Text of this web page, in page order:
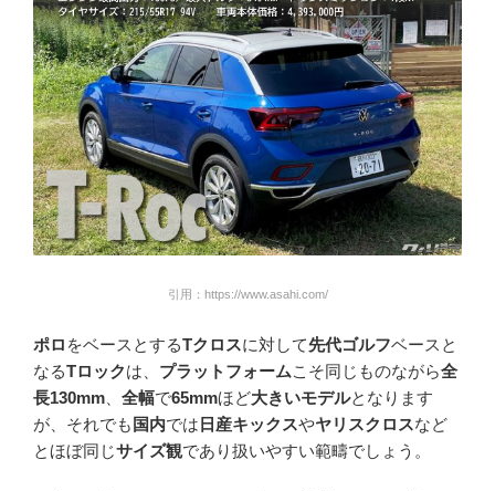
引用：https://www.asahi.com/
ポロ をベースとするTクロスに対して先代ゴルフベースと
なるTロックは、 プラットフォームこそ同じものながら全
長130mm 全幅で65mmほど大きいモデルとなります
が、それでも 国内では 日産キックスやヤリスクロスなど
とほぼ同じサイズ観であり扱いやすい範疇でしょう。